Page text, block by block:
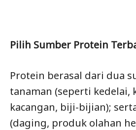
Pilih Sumber Protein
Protein berasal dari dua
tanaman (seperti kedelai,
kacangan, biji-bijian);
(daging, produk olahan